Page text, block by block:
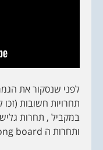
לפני שנסקור את
תחרויות חשובות
במקביל , תחרות
ותחרות ה Long board .